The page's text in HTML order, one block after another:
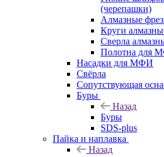
(черепашки)
Алмазные
Круги
Сверла
Полотна для
Насадки для МФИ
Свёрла
Сопутствующая
Буры
Назад
Буры
SDS-plus
Пайка и наплавка
Назад